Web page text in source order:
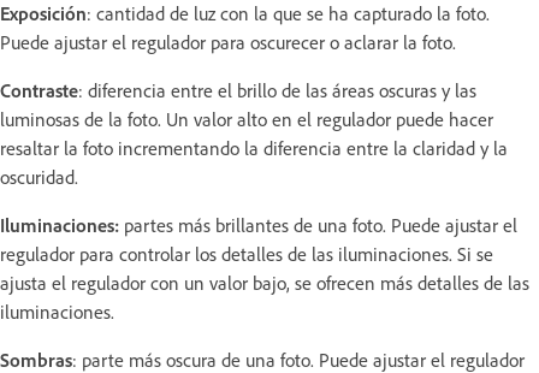
Exposición: cantidad de luz con la que se ha capturado la foto.
Puede ajustar el regulador para oscurecer o aclarar la foto.
Contraste: diferencia entre el brillo de las áreas oscuras y las
luminosas de la foto. Un valor alto en el regulador puede hacer
resaltar la foto incrementando la diferencia entre la claridad y la
oscuridad.
Iluminaciones: partes más brillantes de una foto. Puede ajustar el
regulador para controlar los detalles de las iluminaciones. Si se
ajusta el regulador con un valor bajo, se ofrecen más detalles de las
iluminaciones.
Sombras: parte más oscura de una foto. Puede ajustar el regulador